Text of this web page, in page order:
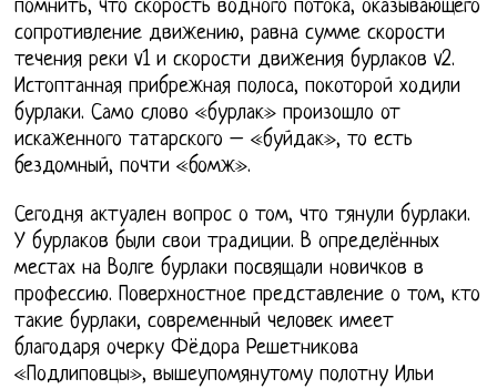
помнить, что скорость водного потока, оказывающего
сопротивление движению, равна сумме скорости
течения реки v1 и скорости движения бурлаков v2.
Истоптанная прибрежная полоса, покоторой ходили
бурлаки. Само слово «бурлак» произошло от
искаженного татарского – «буйдак», то есть
бездомный, почти «бомж».
Сегодня актуален вопрос о том, что тянули бурлаки.
У бурлаков были свои традиции. В определённых
местах на Волге бурлаки посвящали новичков в
профессию. Поверхностное представление о том, кто
такие бурлаки, современный человек имеет
благодаря очерку Фёдора Решетникова
«Подлиповцы», вышеупомянутому полотну Ильи